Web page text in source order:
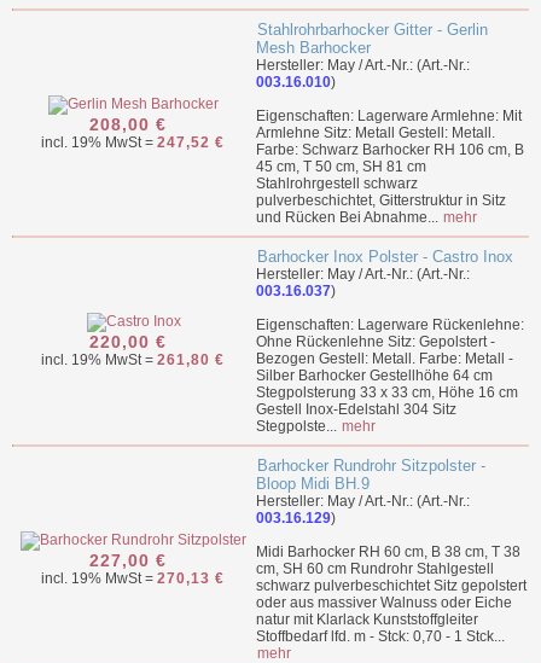
208,00 €
incl. 19% MwSt = 247,52 €
Stahlrohrbarhocker Gitter - Gerlin
Mesh Barhocker
Hersteller: May / Art.-Nr.: (Art.-Nr.:
003.16.010)
Eigenschaften: Lagerware Armlehne: Mit
Armlehne Sitz: Metall Gestell: Metall.
Farbe: Schwarz Barhocker RH 106 cm, B
45 cm, T 50 cm, SH 81 cm
Stahlrohrgestell schwarz
pulverbeschichtet, Gitterstruktur in Sitz
und Rücken Bei Abnahme... mehr
220,00 €
incl. 19% MwSt = 261,80 €
Barhocker Inox Polster - Castro Inox
Hersteller: May / Art.-Nr.: (Art.-Nr.:
003.16.037)
Eigenschaften: Lagerware Rückenlehne:
Ohne Rückenlehne Sitz: Gepolstert -
Bezogen Gestell: Metall. Farbe: Metall -
Silber Barhocker Gestellhöhe 64 cm
Stegpolsterung 33 x 33 cm, Höhe 16 cm
Gestell Inox-Edelstahl 304 Sitz
Stegpolste... mehr
227,00 €
incl. 19% MwSt = 270,13 €
Barhocker Rundrohr Sitzpolster -
Bloop Midi BH.9
Hersteller: May / Art.-Nr.: (Art.-Nr.:
003.16.129)
Midi Barhocker RH 60 cm, B 38 cm, T 38
cm, SH 60 cm Rundrohr Stahlgestell
schwarz pulverbeschichtet Sitz gepolstert
oder aus massiver Walnuss oder Eiche
natur mit Klarlack Kunststoffgleiter
Stoffbedarf lfd. m - Stck: 0,70 - 1 Stck...
mehr